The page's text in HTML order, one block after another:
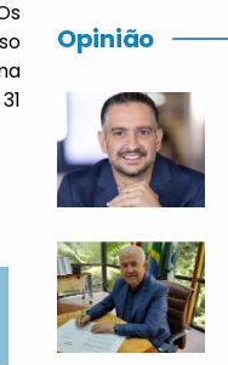
Opinião